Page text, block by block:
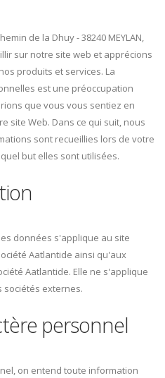
de la Dhuy - 38240 MEYLAN,
sur notre site web et apprécions
produits et services. La
est une préoccupation
que vous vous sentiez en
site Web. Dans ce qui suit, nous
sont recueillies lors de votre
but elles sont utilisées.
données s'applique au site
Aatlantide ainsi qu'aux
Aatlantide. Elle ne s'applique
sociétés externes.
personnel
on entend toute information